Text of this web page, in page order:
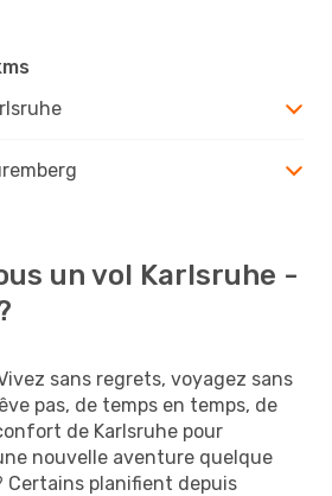
un vol Karlsruhe -
sans regrets, voyagez sans
pas, de temps en temps, de
de Karlsruhe pour
nouvelle aventure quelque
Certains planifient depuis